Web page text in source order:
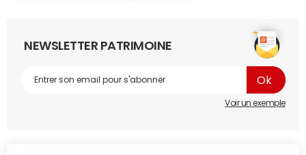
NEWSLETTER PATRIMOINE
Voir un exemple